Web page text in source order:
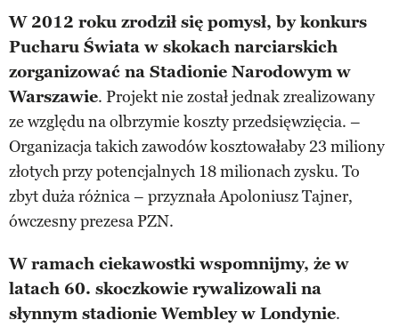
W 2012 roku zrodził się pomysł, by konkurs
Pucharu Świata w skokach narciarskich
zorganizować na Stadionie Narodowym w
Warszawie. Projekt nie został jednak zrealizowany
ze względu na olbrzymie koszty przedsięwzięcia. –
Organizacja takich zawodów kosztowałaby 23 miliony
złotych przy potencjalnych 18 milionach zysku. To
zbyt duża różnica – przyznała Apoloniusz Tajner,
ówczesny prezesa PZN.
W ramach ciekawostki wspomnijmy, że w
latach 60. skoczkowie rywalizowali na
słynnym stadionie Wembley w Londynie.